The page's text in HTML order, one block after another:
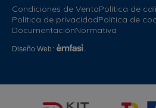
Condiciones de VentaPolítica de
Política de privacidadPolítica de
DocumentaciónNormativa
Diseño Web :